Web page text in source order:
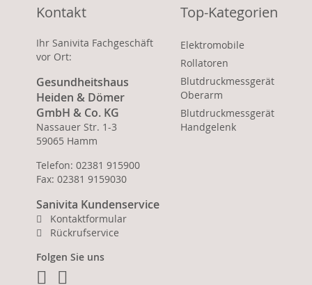
Kontakt
Ihr Sanivita Fachgeschäft
vor Ort:
Gesundheitshaus
Heiden & Dömer
GmbH & Co. KG
Nassauer Str. 1-3
59065 Hamm
Telefon: 02381 915900
Fax: 02381 9159030
Sanivita Kundenservice
Kontaktformular
Rückrufservice
Folgen Sie uns
Facebook
Top-Kategorien
Elektromobile
Rollatoren
Blutdruckmessgerät
Oberarm
Blutdruckmessgerät
Handgelenk